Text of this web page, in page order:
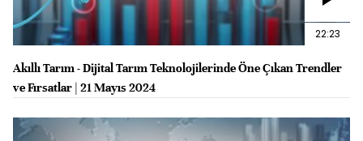
22:23
Akıllı Tarım - Dijital Tarım Teknolojilerinde Öne Çıkan Trendler
ve Fırsatlar | 21 Mayıs 2024